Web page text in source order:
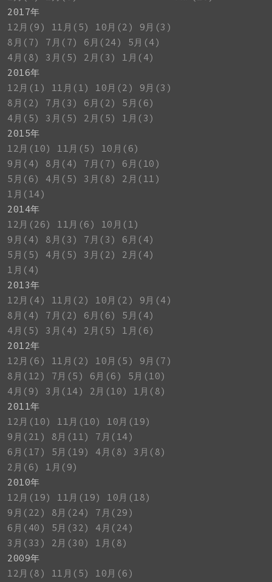
2017年
12月(9)
11月(5) 10月(2)
9月(3)
8月(7)
7月(7) 6月(24)
5月(4)
4月(8)
3月(5) 2月(3)
1月(4)
2016年
12月(1)
11月(1) 10月(2)
9月(3)
8月(2)
7月(3) 6月(2)
5月(6)
4月(5)
3月(5) 2月(5)
1月(3)
2015年
12月(10)
11月(5)
10月(6)
9月(4)
8月(4) 7月(7)
6月(10)
5月(6)
4月(5) 3月(8)
2月(11)
1月(14)
2014年
12月(26)
11月(6)
10月(1)
9月(4)
8月(3) 7月(3)
6月(4)
5月(5)
4月(5) 3月(2)
2月(4)
1月(4)
2013年
12月(4)
11月(2) 10月(2)
9月(4)
8月(4)
7月(2) 6月(6)
5月(4)
4月(5)
3月(4) 2月(5)
1月(6)
2012年
12月(6)
11月(2) 10月(5)
9月(7)
8月(12)
7月(5) 6月(6)
5月(10)
4月(9)
3月(14) 2月(10)
1月(8)
2011年
12月(10)
11月(10)
10月(19)
9月(21)
8月(11)
7月(14)
6月(17)
5月(19) 4月(8)
3月(8)
2月(6)
1月(9)
2010年
12月(19)
11月(19)
10月(18)
9月(22)
8月(24)
7月(29)
6月(40)
5月(32)
4月(24)
3月(33)
2月(30)
1月(8)
2009年
12月(8)
11月(5)
10月(6)